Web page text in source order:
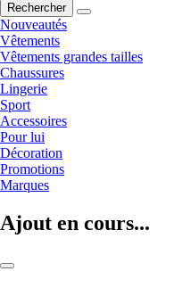
Rechercher
Nouveautés
Vêtements
Vêtements grandes tailles
Chaussures
Lingerie
Sport
Accessoires
Pour lui
Décoration
Promotions
Marques
Ajout en cours...